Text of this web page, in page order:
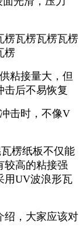
楞瓦楞瓦楞瓦楞
楞
粘接量大，但
击后不易恢复
击时，不像V
楞纸板不仅能
较高的粘接强
用UV波浪形瓦
绍，大家应该对